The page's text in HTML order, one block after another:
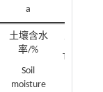
a
土壤含水
率/%
Soil
moisture
Total